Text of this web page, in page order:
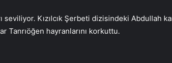
seviliyor. Kızılcık Şerbeti dizisindeki Abdullah
Tanrıöğen hayranlarını korkuttu.